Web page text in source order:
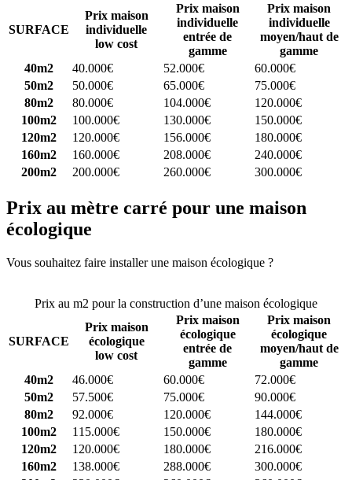
SURFACE
Prix maison
individuelle
low cost
Prix maison
individuelle
entrée de
gamme
Prix maison
individuelle
moyen/haut de
gamme
40m2
40.000€ 52.000€
60.000€
50m2
50.000€ 65.000€
75.000€
80m2
80.000€ 104.000€
120.000€
100m2
100.000€ 130.000€
150.000€
120m2
120.000€ 156.000€
180.000€
160m2
160.000€ 208.000€
240.000€
200m2
200.000€ 260.000€ 300.000€
Prix au mètre carré pour une maison
écologique
Vous souhaitez faire installer une maison écologique ?
Prix au m2 pour la construction d’une maison écologique
SURFACE
Prix maison
écologique
low cost
Prix maison
écologique
entrée de
gamme
Prix maison
écologique
moyen/haut de
gamme
40m2
46.000€ 60.000€
72.000€
50m2
57.500€ 75.000€
90.000€
80m2
92.000€ 120.000€
144.000€
100m2
115.000€ 150.000€
180.000€
120m2
120.000€ 180.000€
216.000€
160m2
138.000€ 288.000€
300.000€